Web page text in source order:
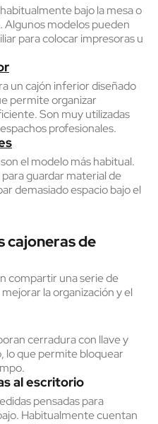
bajo la mesa o
modelos pueden
para colocar impresoras u
un cajón inferior diseñado
permite organizar
Son muy utilizadas
profesionales.
el modelo más habitual.
guardar material de
demasiado espacio bajo el
cajoneras de
compartir una serie de
la organización y el
cerradura con llave y
lo que permite bloquear
al escritorio
pensadas para
Habitualmente cuentan